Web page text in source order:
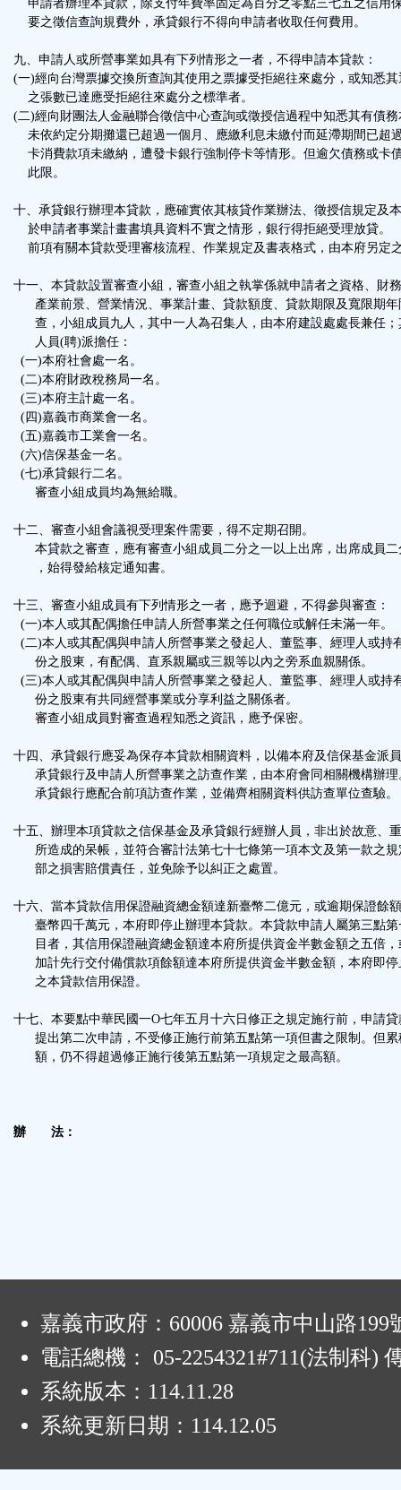
申請者辦理本貸款，除支付年費率固定為百分之零點三七五之信用
要之徵信查詢規費外，承貸銀行不得向申請者收取任何費用。
九、申請人或所營事業如具有下列情形之一者，不得申請本貸款：
(一)經向台灣票據交換所查詢其使用之票據受拒絕往來處分，或知悉
之張數已達應受拒絕往來處分之標準者。
(二)經向財團法人金融聯合徵信中心查詢或徵授信過程中知悉其有債
未依約定分期攤還已超過一個月、應繳利息未繳付而延滯期間已超
卡消費款項未繳納，遭發卡銀行強制停卡等情形。但逾欠債務或卡
此限。
十、承貸銀行辦理本貸款，應確實依其核貸作業辦法、徵授信規定及
於申請者事業計畫書填具資料不實之情形，銀行得拒絕受理放貸。
前項有關本貸款受理審核流程、作業規定及書表格式，由本府另定
十一、本貸款設置審查小組，審查小組之執掌係就申請者之資格、財
產業前景、營業情況、事業計畫、貸款額度、貸款期限及寬限期年
查，小組成員九人，其中一人為召集人，由本府建設處處長兼任；
人員(聘)派擔任：
(一)本府社會處一名。
(二)本府財政稅務局一名。
(三)本府主計處一名。
(四)嘉義市商業會一名。
(五)嘉義市工業會一名。
(六)信保基金一名。
(七)承貸銀行二名。
審查小組成員均為無給職。
十二、審查小組會議視受理案件需要，得不定期召開。
本貸款之審查，應有審查小組成員二分之一以上出席，出席成員二
，始得發給核定通知書。
十三、審查小組成員有下列情形之一者，應予迴避，不得參與審查：
(一)本人或其配偶擔任申請人所營事業之任何職位或解任未滿一年。
(二)本人或其配偶與申請人所營事業之發起人、董監事、經理人或持
份之股東，有配偶、直系親屬或三親等以內之旁系血親關係。
(三)本人或其配偶與申請人所營事業之發起人、董監事、經理人或持
份之股東有共同經營事業或分享利益之關係者。
審查小組成員對審查過程知悉之資訊，應予保密。
十四、承貸銀行應妥為保存本貸款相關資料，以備本府及信保基金派
承貸銀行及申請人所營事業之訪查作業，由本府會同相關機構辦理
承貸銀行應配合前項訪查作業，並備齊相關資料供訪查單位查驗。
十五、辦理本項貸款之信保基金及承貸銀行經辦人員，非出於故意、
所造成的呆帳，並符合審計法第七十七條第一項本文及第一款之規
部之損害賠償責任，並免除予以糾正之處置。
十六、當本貸款信用保證融資總金額達新臺幣二億元，或逾期保證餘
臺幣四千萬元，本府即停止辦理本貸款。本貸款申請人屬第三點第
目者，其信用保證融資總金額達本府所提供資金半數金額之五倍，
加計先行交付備償款項餘額達本府所提供資金半數金額，本府即停
之本貸款信用保證。
十七、本要點中華民國一O七年五月十六日修正之規定施行前，申請
提出第二次申請，不受修正施行前第五點第一項但書之限制。但累
額，仍不得超過修正施行後第五點第一項規定之最高額。
辦 法：
嘉義市政府：60006 嘉義市中山路199
電話總機： 05-2254321#711(法制科)
系統版本： 114.11.28
系統更新日期： 114.12.05